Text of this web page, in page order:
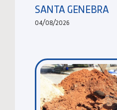
SANTA GENEBRA
04/08/2026